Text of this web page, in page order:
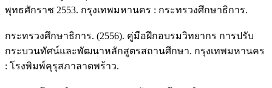
พุทธศักราช 2553. กรุงเทพมหานคร : กระทรวงศึกษาธิการ.
กระทรวงศึกษาธิการ. (2556). คู่มือฝึกอบรมวิทยากร การปรับ
กระบวนทัศน์และพัฒนาหลักสูตรสถานศึกษา. กรุงเทพมหานคร
: โรงพิมพ์คุรุสภาลาดพร้าว.